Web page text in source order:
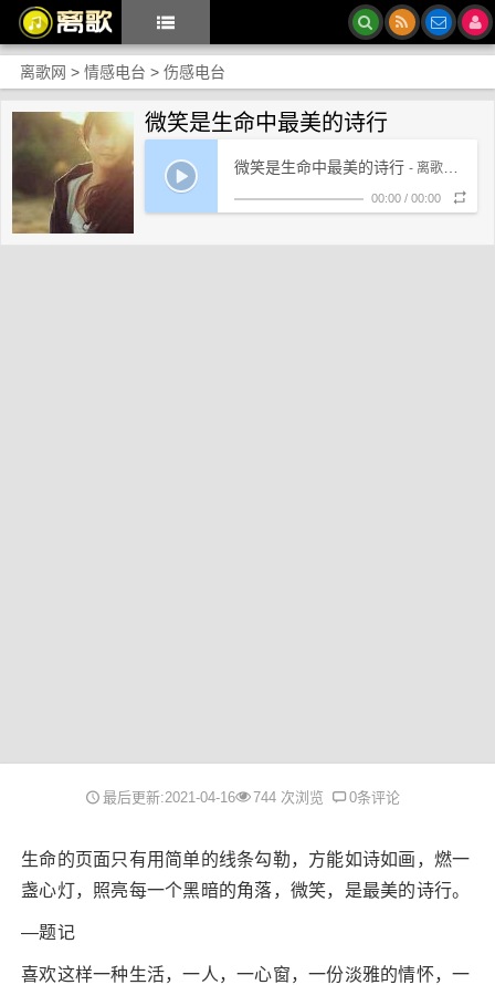
离歌网 > 情感电台 > 伤感电台
微笑是生命中最美的诗行
微笑是生命中最美的诗行 - 离歌网络电台
00:00 / 00:00
最后更新:2021-04-16 744 次浏览 0条评论
生命的页面只有用简单的线条勾勒，方能如诗如画，燃一
盏心灯，照亮每一个黑暗的角落，微笑，是最美的诗行。
—题记
喜欢这样一种生活，一人，一心窗，一份淡雅的情怀，一